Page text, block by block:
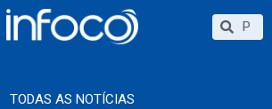
Search
TODAS AS NOTÍCIAS